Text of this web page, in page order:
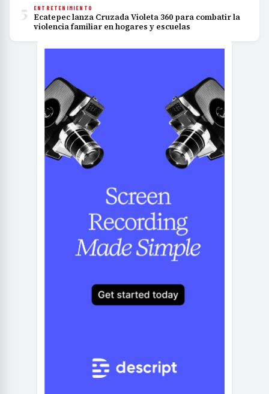
5 ENTRETENIMIENTO
Ecatepec lanza Cruzada Violeta 360 para combatir la
violencia familiar en hogares y escuelas